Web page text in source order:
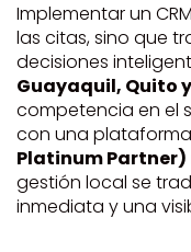
Implementar un
las citas, sino que
decisiones
Guayaquil, Quito
competencia en el
con una
Platinum Partner)
gestión local se
inmediata y una